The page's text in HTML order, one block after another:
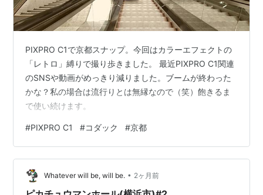
PIXPRO C1で京都スナップ。今回はカラーエフェクトの
「レトロ」縛りで撮り歩きました。 最近PIXPRO C1関連
のSNSや動画がめっきり減りました。ブームが終わった
かな？私の場合は流行りとは無縁なので（笑）飽きるま
で使い続けます。
#PIXPRO C1 #コダック #京都
Whatever will be, will be. • 2ヶ月前